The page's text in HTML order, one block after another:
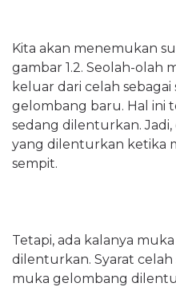
Kita akan menemukan
gambar 1.2. Seolah-
keluar dari celah
gelombang baru. Hal ini
sedang dilenturkan.
yang dilenturkan ketika
sempit.
Tetapi, ada kalanya
dilenturkan. Syarat
muka gelombang